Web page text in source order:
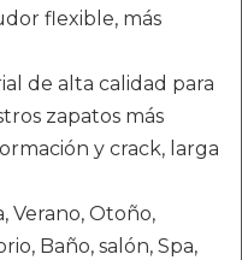
flexible, más
de alta calidad para
zapatos más
y crack, larga
Verano, Otoño,
Baño, salón, Spa,